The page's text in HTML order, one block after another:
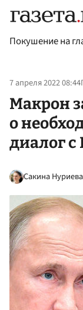
Покушение на
7 апреля 2022 08:44
Макрон
о
диалог
Сакина Нуриева